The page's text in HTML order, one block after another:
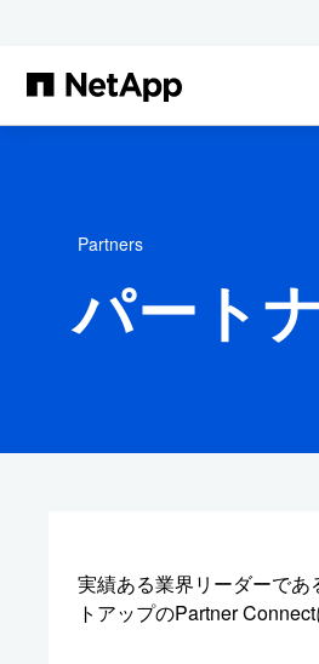
Partners
パート
実績ある業界リーダーで
トアップのPartner